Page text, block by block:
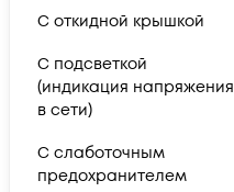
С откидной крышкой
С подсветкой
(индикация напряжения
в сети)
С слаботочным
предохранителем